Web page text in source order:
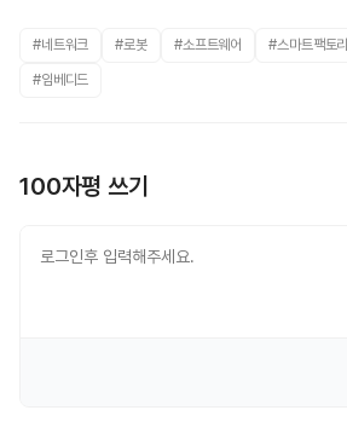
#네트워크 #로봇 #소프트웨어 #스마트팩토리
#임베디드
100자평 쓰기